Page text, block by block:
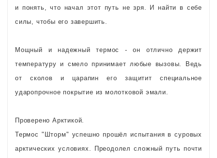
и понять, что начал этот путь не зря. И найти в себе
силы, чтобы его завершить.
Мощный и надежный термос - он отлично держит
температуру и смело принимает любые вызовы. Ведь
от сколов и царапин его защитит специальное
ударопрочное покрытие из молотковой эмали.
Проверено Арктикой.
Термос "Шторм" успешно прошёл испытания в суровых
арктических условиях. Преодолел сложный путь почти